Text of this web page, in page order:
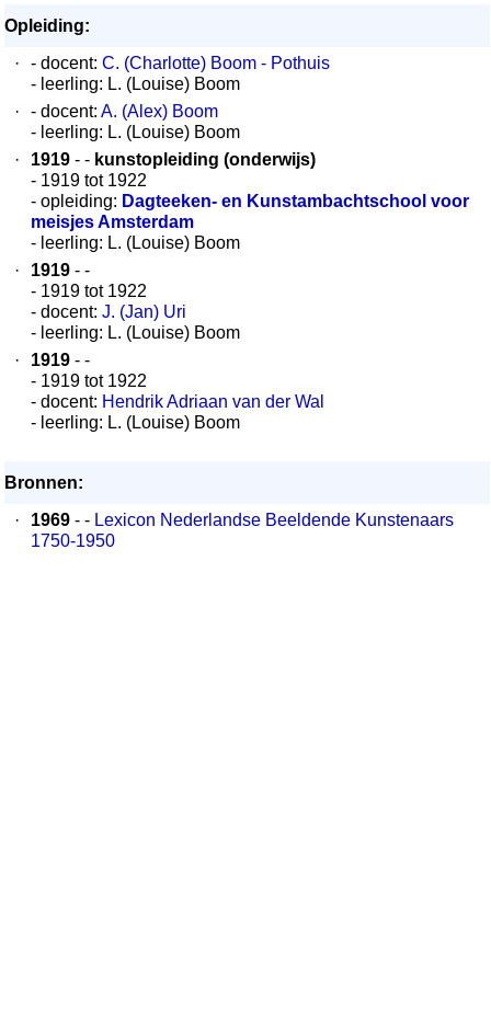
Opleiding:
·
- docent: C. (Charlotte) Boom - Pothuis
- leerling: L. (Louise) Boom
·
- docent: A. (Alex) Boom
- leerling: L. (Louise) Boom
·
1919 - - kunstopleiding (onderwijs)
- 1919 tot 1922
- opleiding: Dagteeken- en Kunstambachtschool voor
meisjes Amsterdam
- leerling: L. (Louise) Boom
·
1919 - -
- 1919 tot 1922
- docent: J. (Jan) Uri
- leerling: L. (Louise) Boom
·
1919 - -
- 1919 tot 1922
- docent: Hendrik Adriaan van der Wal
- leerling: L. (Louise) Boom
Bronnen:
·
1969 - - Lexicon Nederlandse Beeldende Kunstenaars
1750-1950